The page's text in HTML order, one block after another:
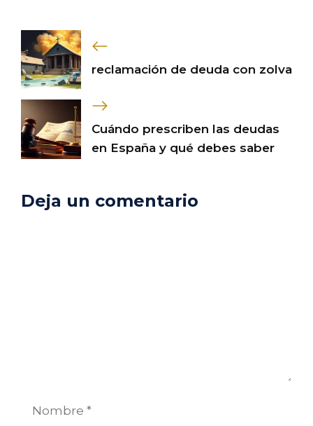
reclamación de deuda con zolva
Cuándo prescriben las deudas
en España y qué debes saber
Deja un comentario
Nombre